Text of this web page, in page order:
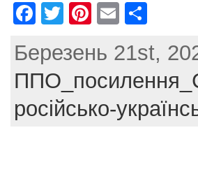
F
c
e
b
T
itt
er
Pi
er
e
st
E
ai
l
ar
e
Березень 21st,
російсько-